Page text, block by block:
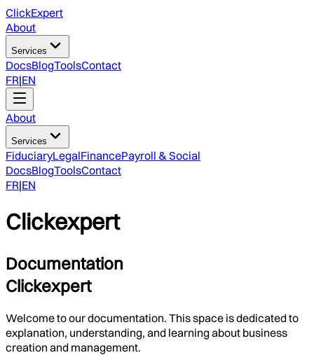
ClickExpert
About
Services
DocsBlogToolsContact
FR|EN
About
Services
FiduciaryLegalFinancePayroll & Social
DocsBlogToolsContact
FR|EN
Clickexpert
Documentation
Clickexpert
Welcome to our documentation. This space is dedicated to
explanation, understanding, and learning about business
creation and management.